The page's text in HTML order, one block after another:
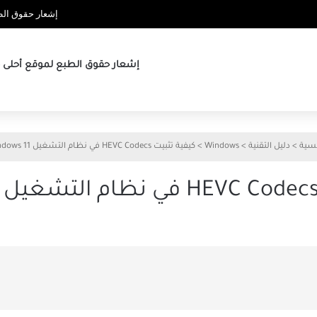
إشعار حقوق
إشعار حقوق الطبع لموقع أحلى
> دليل التقنية >
Windows
> كيفية تثبيت HEVC Codecs في نظام التشغيل Windows 11